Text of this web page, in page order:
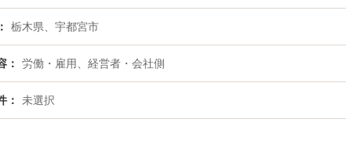
社側の労働トラブルのトラブルを今すぐに弁護士に相談したい』『会社側の
働トラブルを法律相談できる宇都宮市内の弁護士に相談予約したい』などでお困
栃木県、宇都宮市
労働・雇用、経営者・会社側
未選択